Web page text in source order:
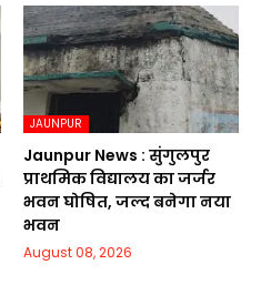
JAUNPUR
Jaunpur News : सुंगुलपुर
प्राथमिक विद्यालय का जर्जर
भवन घोषित, जल्द बनेगा नया
भवन
August 08, 2026